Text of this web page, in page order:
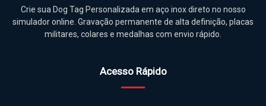
Crie sua Dog Tag Personalizada em aço inox direto no nosso
simulador online. Gravação permanente de alta definição, placas
militares, colares e medalhas com envio rápido.
Acesso Rápido